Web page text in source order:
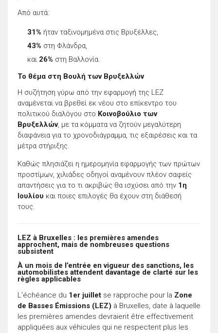
Από αυτά:
31% ήταν ταξινομημένα στις Βρυξέλλες,
43% στη Φλάνδρα,
και 26% στη Βαλλονία.
Το θέμα στη Βουλή των Βρυξελλών
Η συζήτηση γύρω από την εφαρμογή της LEZ
αναμένεται να βρεθεί εκ νέου στο επίκεντρο του
πολιτικού διαλόγου στο Κοινοβούλιο των
Βρυξελλών, με τα κόμματα να ζητούν μεγαλύτερη
διαφάνεια για το χρονοδιάγραμμα, τις εξαιρέσεις και τα
μέτρα στήριξης.
Καθώς πλησιάζει η ημερομηνία εφαρμογής των πρώτων
προστίμων, χιλιάδες οδηγοί αναμένουν πλέον σαφείς
απαντήσεις για το τι ακριβώς θα ισχύσει από την 1η
Ιουλίου και ποιες επιλογές θα έχουν στη διάθεσή
τους.
LEZ à Bruxelles : les premières amendes
approchent, mais de nombreuses questions
subsistent
À un mois de l’entrée en vigueur des sanctions, les
automobilistes attendent davantage de clarté sur les
règles applicables
L’échéance du 1er juillet se rapproche pour la Zone
de Basses Émissions (LEZ) à Bruxelles, date à laquelle
les premières amendes devraient être effectivement
appliquées aux véhicules qui ne respectent plus les